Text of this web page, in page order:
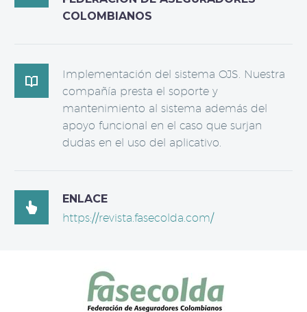
COLOMBIANOS

Implementación del sistema OJS. Nuestra
compañía presta el soporte y
mantenimiento al sistema además del
apoyo funcional en el caso que surjan
dudas en el uso del aplicativo.

ENLACE
https://revista.fasecolda.com/